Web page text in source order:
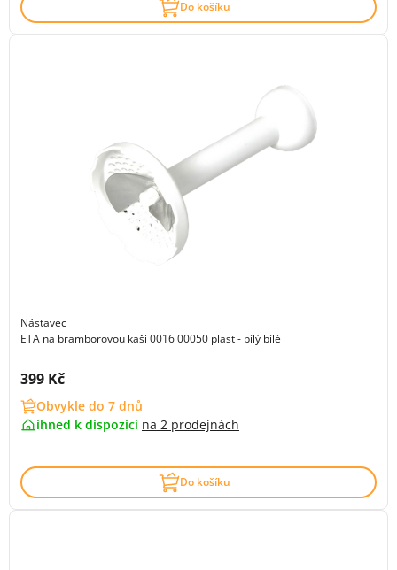
Do košíku
Nástavec
ETA na bramborovou kaši 0016 00050 plast - bílý bílé
Cena s DPH:
399 Kč
Obvykle do 7 dnů
ihned k dispozici na 2 prodejnách
Do košíku